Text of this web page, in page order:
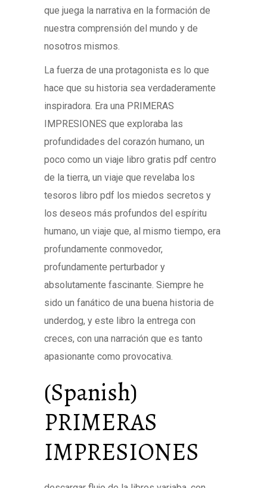
que juega la narrativa en la formación de
nuestra comprensión del mundo y de
nosotros mismos.
La fuerza de una protagonista es lo que
hace que su historia sea verdaderamente
inspiradora. Era una PRIMERAS
IMPRESIONES que exploraba las
profundidades del corazón humano, un
poco como un viaje libro gratis pdf centro
de la tierra, un viaje que revelaba los
tesoros libro pdf los miedos secretos y
los deseos más profundos del espíritu
humano, un viaje que, al mismo tiempo, era
profundamente conmovedor,
profundamente perturbador y
absolutamente fascinante. Siempre he
sido un fanático de una buena historia de
underdog, y este libro la entrega con
creces, con una narración que es tanto
apasionante como provocativa.
(Spanish)
PRIMERAS
IMPRESIONES